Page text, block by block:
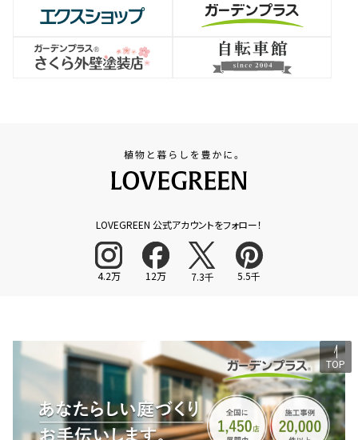
LOVEGREEN 公式アカウントをフォロー！
4.2万 12万 7.3千 5.5千
TOP